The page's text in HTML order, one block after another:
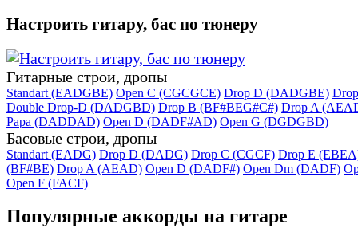
Настроить гитару, бас по тюнеру
Гитарные строи, дропы
Standart (EADGBE) Open C (CGCGCE) Drop D (DADGBE)
Double Drop-D (DADGBD) Drop B (BF#BEG#C#) Drop A
Papa (DADDAD) Open D (DADF#AD) Open G (DGDGBD)
Басовые строи, дропы
Standart (EADG) Drop D (DADG) Drop C (CGCF) Drop E
(BF#BE) Drop A (AEAD) Open D (DADF#) Open Dm (DADF)
Open F (FACF)
Популярные аккорды на гитаре